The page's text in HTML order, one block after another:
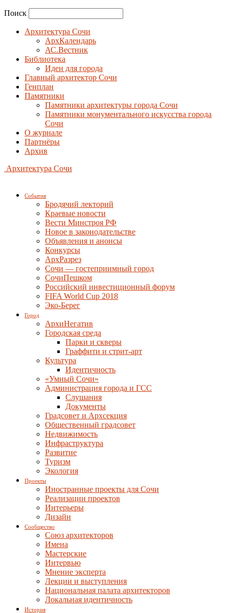
Поиск
Архитектура Сочи
АрхКалендарь
АС.Вестник
Библиотека
Идеи для города
Главный архитектор Сочи
Генплан
Памятники
Памятники архитектуры города Сочи
Памятники монументального искусства города
Сочи
О журнале
Партнёры
Архив
Архитектура Сочи
События
Бродячий лекторий
Краевые новости
Вести Минстроя РФ
Новое в законодательстве
Объявления и анонсы
Конкурсы
АрхРазрез
Сочи — гостеприимный город
СочиПешком
Российский инвестиционный форум
FIFA World Cup 2018
Эко-Берег
Город
АрхиНегатив
Городская среда
Парки и скверы
Граффити и стрит-арт
Культура
Идентичность
«Умный Сочи»
Администрация города и ГСС
Слушания
Документы
Градсовет и Архсекция
Общественный градсовет
Недвижимость
Инфраструктура
Развитие
Туризм
Экология
Проекты
Иностранные проекты для Сочи
Реализации проектов
Интерьеры
Дизайн
Сообщество
Союз архитекторов
Имена
Мастерские
Интервью
Мнение эксперта
Лекции и выступления
Национальная палата архитекторов
Локальная идентичность
История